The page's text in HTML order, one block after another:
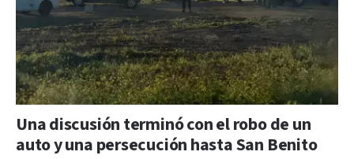
Una discusión terminó con el robo de un
auto y una persecución hasta San Benito